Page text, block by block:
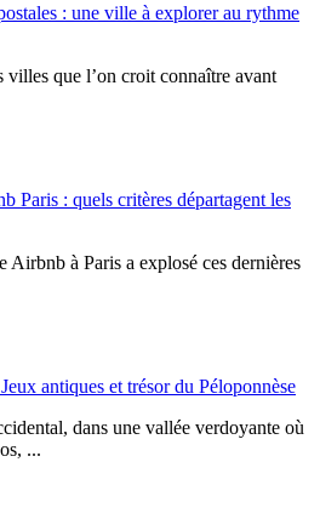
: une ville à explorer au rythme
villes que l’on croit connaître avant
Paris : quels critères départagent les
Airbnb à Paris a explosé ces dernières
antiques et trésor du Péloponnèse
dans une vallée verdoyante où
...